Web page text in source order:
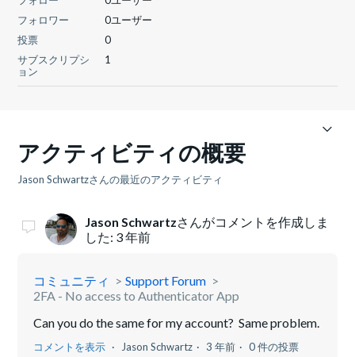
フォロワー
0ユーザー
投票
0
サブスクリプシ
ョン
1
アクティビティの概要
Jason Schwartzさんの最近のアクティビティ
Jason Schwartzさんがコメントを作成しま
した: 3 年前
コミュニティ
Support Forum
2FA - No access to Authenticator App
Can you do the same for my account? Same problem.
コメントを表示 Jason Schwartz 3 年前 0 件の投票